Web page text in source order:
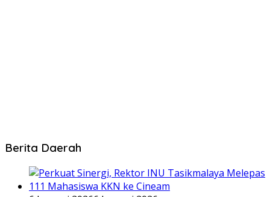
Berita Daerah